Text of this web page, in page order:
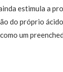
estimula a
do próprio
um